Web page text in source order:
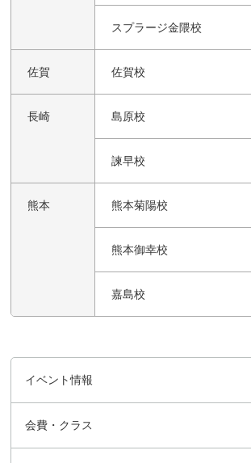
スプラージ金隈校
佐賀 佐賀校
長崎 島原校
諫早校
熊本 熊本菊陽校
熊本御幸校
嘉島校
イベント情報
会費・クラス